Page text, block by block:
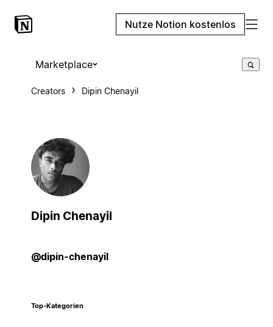
Nutze Notion kostenlos
Marketplace
Creators Dipin Chenayil
Dipin Chenayil
@dipin-chenayil
Top-Kategorien